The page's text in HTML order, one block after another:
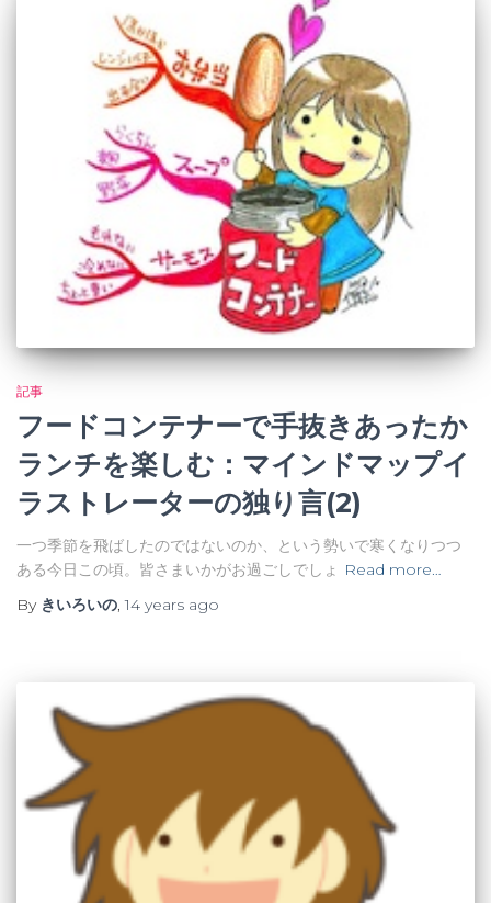
記事
フードコンテナーで手抜きあったか
ランチを楽しむ：マインドマップイ
ラストレーターの独り言(2)
一つ季節を飛ばしたのではないのか、という勢いで寒くなりつつ
ある今日この頃。皆さまいかがお過ごしでしょ
Read more…
By きいろいの,14 years ago